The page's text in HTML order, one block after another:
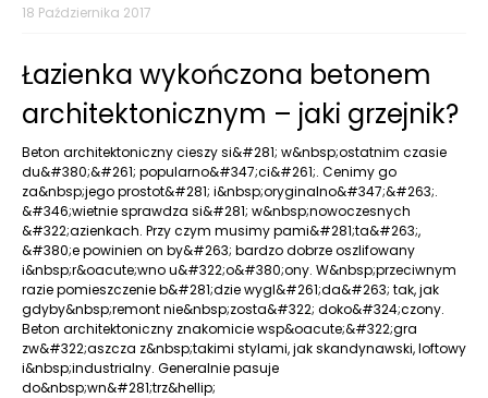
18 Października 2017
Łazienka wykończona betonem
architektonicznym – jaki grzejnik?
Beton architektoniczny cieszy si&#281; w&nbsp;ostatnim czasie
du&#380;&#261; popularno&#347;ci&#261;. Cenimy go
za&nbsp;jego prostot&#281; i&nbsp;oryginalno&#347;&#263;.
&#346;wietnie sprawdza si&#281; w&nbsp;nowoczesnych
&#322;azienkach. Przy czym musimy pami&#281;ta&#263;,
&#380;e powinien on by&#263; bardzo dobrze oszlifowany
i&nbsp;r&oacute;wno u&#322;o&#380;ony. W&nbsp;przeciwnym
razie pomieszczenie b&#281;dzie wygl&#261;da&#263; tak, jak
gdyby&nbsp;remont nie&nbsp;zosta&#322; doko&#324;czony.
Beton architektoniczny znakomicie wsp&oacute;&#322;gra
zw&#322;aszcza z&nbsp;takimi stylami, jak skandynawski, loftowy
i&nbsp;industrialny. Generalnie pasuje
do&nbsp;wn&#281;trz&hellip;